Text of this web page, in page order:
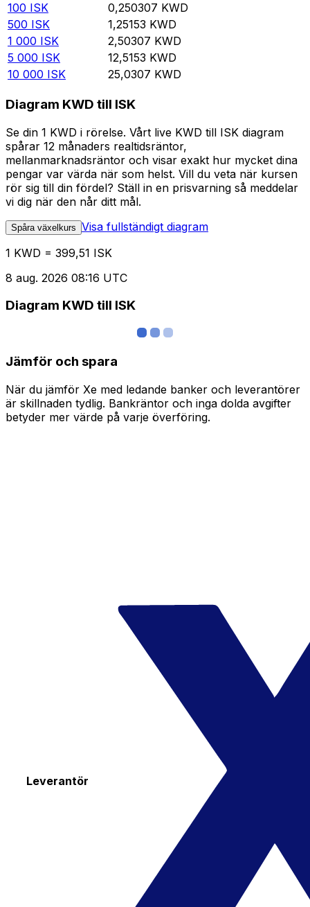
100 ISK 0,250307 KWD
500 ISK 1,25153 KWD
1 000 ISK 2,50307 KWD
5 000 ISK 12,5153 KWD
10 000 ISK 25,0307 KWD
Diagram KWD till ISK
Se din 1 KWD i rörelse. Vårt live KWD till ISK diagram
spårar 12 månaders realtidsräntor,
mellanmarknadsräntor och visar exakt hur mycket dina
pengar var värda när som helst. Vill du veta när kursen
rör sig till din fördel? Ställ in en prisvarning så meddelar
vi dig när den når ditt mål.
Spåra växelkurs Visa fullständigt diagram
1 KWD = 399,51 ISK
8 aug. 2026 08:16 UTC
Diagram KWD till ISK
Jämför och spara
När du jämför Xe med ledande banker och leverantörer
är skillnaden tydlig. Bankräntor och inga dolda avgifter
betyder mer värde på varje överföring.
Leverantör